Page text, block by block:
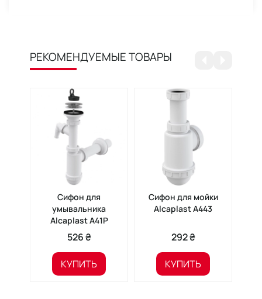
РЕКОМЕНДУЕМЫЕ ТОВАРЫ
Сифон для
умывальника
Alcaplast A41Р
526 ₴
КУПИТЬ
Сифон для мойки
Alcaplast A443
292 ₴
КУПИТЬ